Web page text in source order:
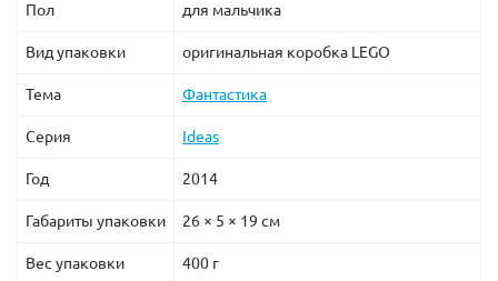
Пол для мальчика
Вид упаковки оригинальная коробка LEGO
Тема Фантастика
Серия Ideas
Год 2014
Габариты упаковки 26 × 5 × 19 см
Вес упаковки 400 г